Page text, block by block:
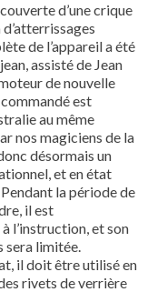
d’une crique
de l’appareil a été
assisté de Jean
de nouvelle
est
au même
nos magiciens de la
désormais un
et en état
la période de
il est
l’instruction, et son
sera limitée.
il doit être utilisé en
rivets de verrière